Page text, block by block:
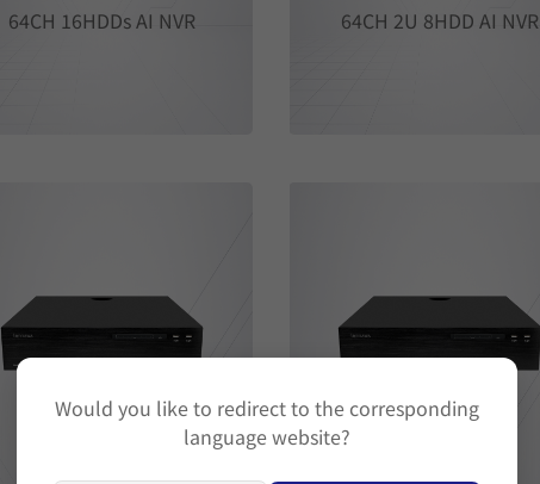
64CH 16HDDs AI NVR 64CH 2U 8HDD AI NVR
Would you like to redirect to the corresponding
language website?